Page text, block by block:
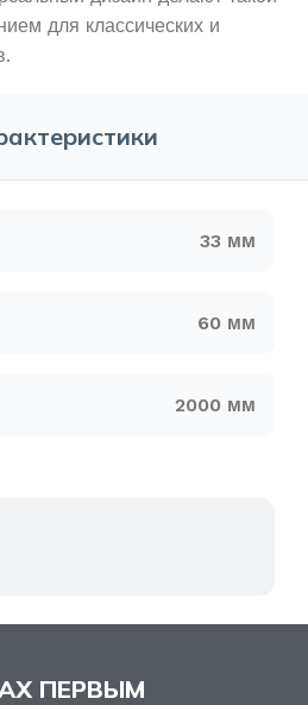
для классических и
33 мм
60 мм
2000 мм
ПЕРВЫМ